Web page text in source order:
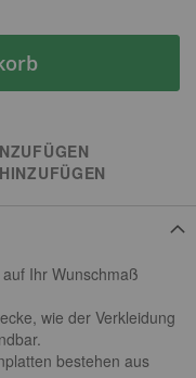
Ihr Wunschmaß
wie der Verkleidung
bestehen aus